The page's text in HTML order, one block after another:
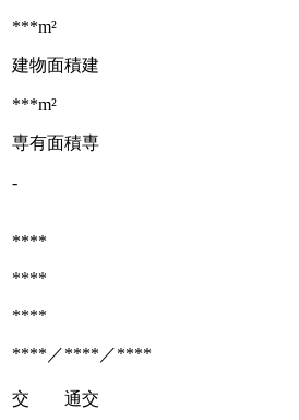
***m²
建物面積建
***m²
専有面積専
-
****
****
****
****／****／****
交 通交